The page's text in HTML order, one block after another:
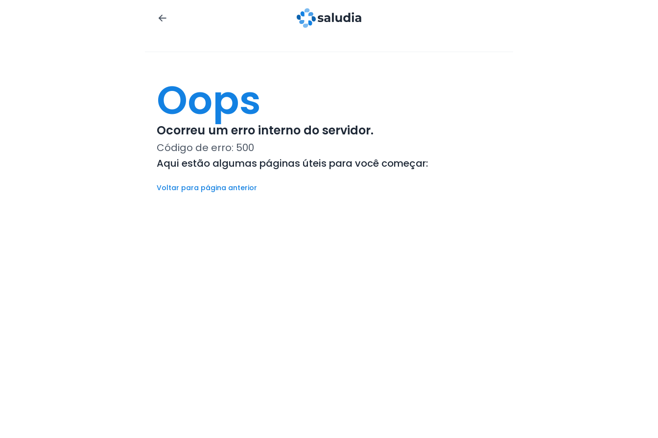
Oops
Ocorreu um erro interno do servidor.
Código de erro: 500
Aqui estão algumas páginas úteis para você começar:
Voltar para página anterior